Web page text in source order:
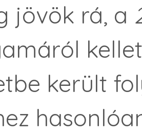
jövök rá, a
került